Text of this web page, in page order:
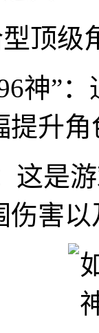
顶级
神”
提升
这是
伤害